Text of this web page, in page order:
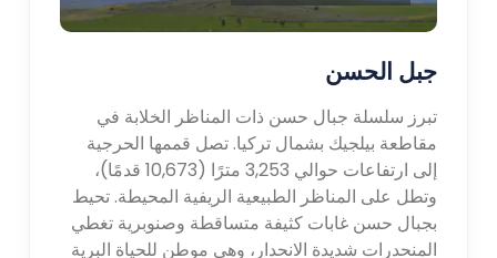
جبل الحسن
تبرز سلسلة جبال حسن ذات المناظر الخلابة في
مقاطعة بيلجيك بشمال تركيا. تصل قممها الحرجية
إلى ارتفاعات حوالي 3,253 مترًا (10,673 قدمًا)،
وتطل على المناظر الطبيعية الريفية المحيطة. تحيط
بجبال حسن غابات كثيفة متساقطة وصنوبرية تغطي
المنحدرات شديدة الانحدار، وهي موطن للحياة البرية